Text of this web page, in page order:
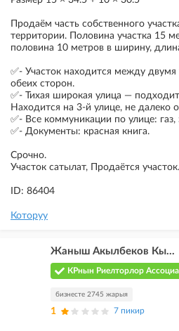
Продаём часть собственного
территории. Половина участка 15
половина 10 метров в ширину,
✅- Участок находится между двумя
обеих сторон.
✅- Тихая широкая улица —
Находится на 3-й улице, не далеко
✅- Все коммуникации по улице: газ,
✅- Документы: красная книга.
Срочно.
Участок сатылат, Продаётся участок.
ID: 86404
Которуу
Жаныш Акылбеков Кы...
КРнын Риелторлор
бизнесте 2745 жарыя
1 7 пикир